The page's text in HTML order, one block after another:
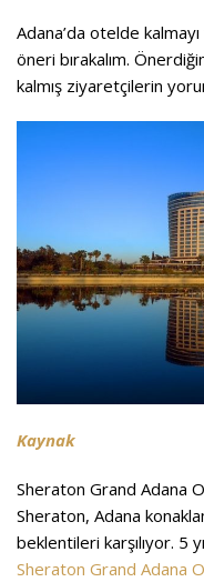
Adana’da otelde
öneri bırakalım.
kalmış ziyaretçilerin
Kaynak
Sheraton Grand Adana
Sheraton, Adana
beklentileri karşılıyor. 5
Sheraton Grand Adana